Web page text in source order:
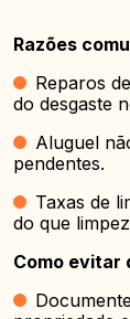
Razões
Reparos
do desgaste
Aluguel
pendentes.
Taxas de
do que
Como evitar